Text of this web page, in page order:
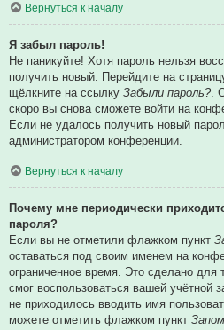
Вернуться к началу
Я забыл пароль!
Не паникуйте! Хотя пароль нельзя
получить новый. Перейдите на
щёлкните на ссылку Забыли пароль?.
скоро вы снова сможете войти на
Если не удалось получить новый
администратором конференции.
Вернуться к началу
Почему мне периодически
пароля?
Если вы не отметили флажком пункт
оставаться под своим именем на
ограниченное время. Это сделано для
смог воспользоваться вашей учётной
не приходилось вводить имя
можете отметить флажком пункт